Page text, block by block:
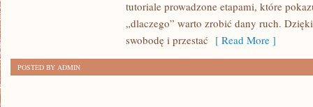
POCZĄTKUJĄCYCH
tutoriale prowadzone etapami, które
„dlaczego” warto zrobić dany ruch.
swobodę i przestać [ Read More ]
POSTED BY ADMIN